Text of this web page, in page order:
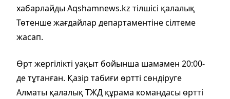
хабарлайды Aqshamnews.kz тілшісі қалалық
Төтенше жағдайлар департаментіне сілтеме
жасап.
Өрт жергілікті уақыт бойынша шамамен 20:00-
де тұтанған. Қазір табиғи өртті сөндіруге
Алматы қалалық ТЖД құрама командасы өртті